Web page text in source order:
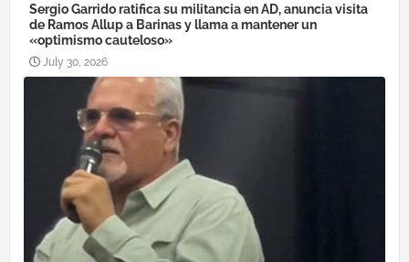
Sergio Garrido ratifica su militancia en AD, anuncia visita
de Ramos Allup a Barinas y llama a mantener un
«optimismo cauteloso»
July 30, 2026